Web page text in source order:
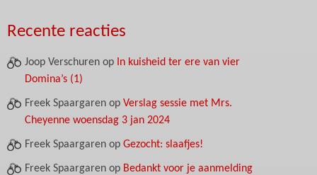
Recente reacties
Joop Verschuren op In kuisheid ter ere van vier
Domina’s (1)
Freek Spaargaren op Verslag sessie met Mrs.
Cheyenne woensdag 3 jan 2024
Freek Spaargaren op Gezocht: slaafjes!
Freek Spaargaren op Bedankt voor je aanmelding